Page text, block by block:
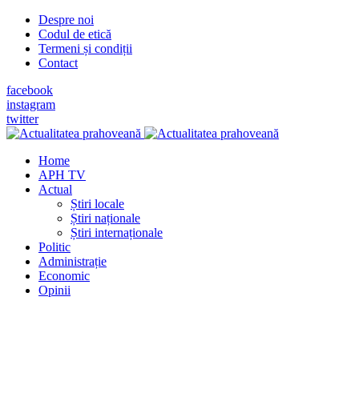
Despre noi
Codul de etică
Termeni și condiții
Contact
facebook
instagram
twitter
Home
APH TV
Actual
Știri locale
Știri naționale
Știri internaționale
Politic
Administrație
Economic
Opinii